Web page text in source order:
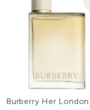
Burberry Her London